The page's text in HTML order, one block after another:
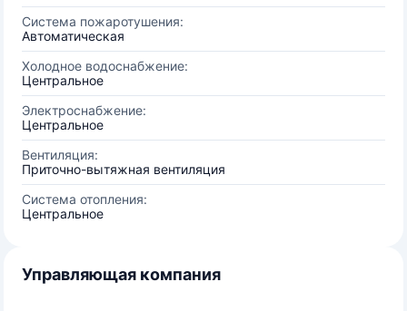
Система пожаротушения:
Автоматическая
Холодное водоснабжение:
Центральное
Электроснабжение:
Центральное
Вентиляция:
Приточно-вытяжная вентиляция
Система отопления:
Центральное
Управляющая компания